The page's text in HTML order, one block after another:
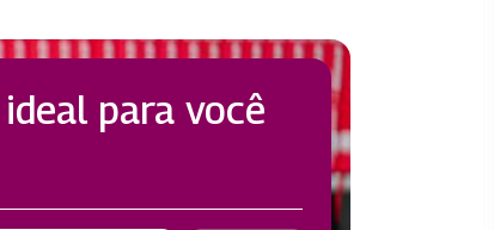
para você